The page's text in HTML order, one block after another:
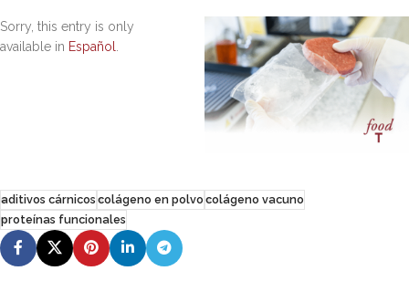
Sorry, this entry is only
available in Español.
aditivos cárnicos colágeno en polvo colágeno vacuno
proteínas funcionales